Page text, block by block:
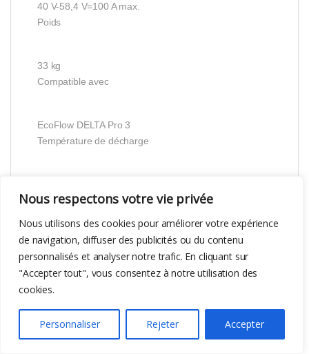
Nous respectons votre vie privée
Nous utilisons des cookies pour améliorer votre expérience
de navigation, diffuser des publicités ou du contenu
personnalisés et analyser notre trafic. En cliquant sur
"Accepter tout", vous consentez à notre utilisation des
cookies.
Personnaliser Rejeter Accepter
40 V-58,4 V=100 A max.
Poids
33 kg
Compatible avec
EcoFlow DELTA Pro 3
Température de décharge
Température de rangement
-10 à 45 °C
Port d’entrée
Dimensions